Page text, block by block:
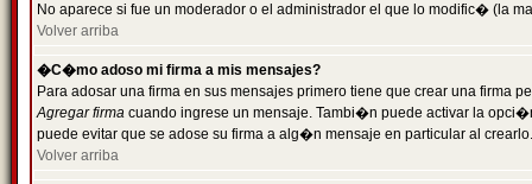
No aparece si fue un moderador o el administrador el que lo modific� (la
Volver arriba
�C�mo adoso mi firma a mis mensajes?
Para adosar una firma en sus mensajes primero tiene que crear una firma
Agregar firma cuando ingrese un mensaje. Tambi�n puede activar la
puede evitar que se adose su firma a alg�n mensaje en particular al crearlo.
Volver arriba